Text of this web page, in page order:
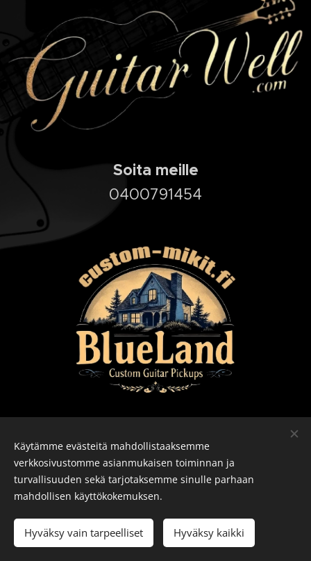
Lisää ostoskoriin
Soita meille
0400791454
Kaikki oikeudet pidätetään Guitar Well 2026 Evästeet
Käytämme evästeitä mahdollistaaksemme
verkkosivustomme asianmukaisen toiminnan ja
turvallisuuden sekä tarjotaksemme sinulle parhaan
mahdollisen käyttökokemuksen.
Hyväksy vain tarpeelliset Hyväksy kaikki